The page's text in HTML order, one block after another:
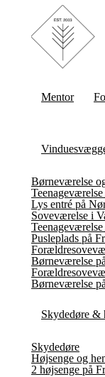
Mentor
Børneværelse
Lys entré på
Soveværelse i
Pusleplads på
Børneværelse
Børneværelse
Skydedøre &
Skydedøre
Højsenge og
2 højsenge på